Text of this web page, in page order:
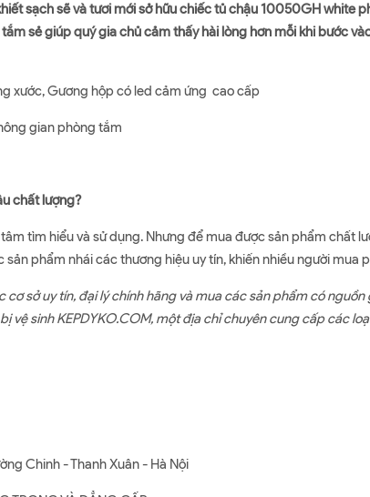
sạch sẽ và tươi mới sở hữu chiếc tủ chậu10050GH white
sẻ giúp quý gia chủ cảm thấy hài lòng hơn mỗi khi bước
xước, Gương hộp có led cảm ứng cao cấp
gian phòng tắm
chất lượng?
tìm hiểu và sử dụng. Nhưng để mua được sản phẩm chất
phẩm nhái các thương hiệu uy tín, khiến nhiều người mua
cơ sở uy tín, đại lý chính hãng và mua các sản phẩm có
vệ sinh KEPDYKO.COM, một địa chỉ chuyên cung cấp các
Chinh - Thanh Xuân - Hà Nội